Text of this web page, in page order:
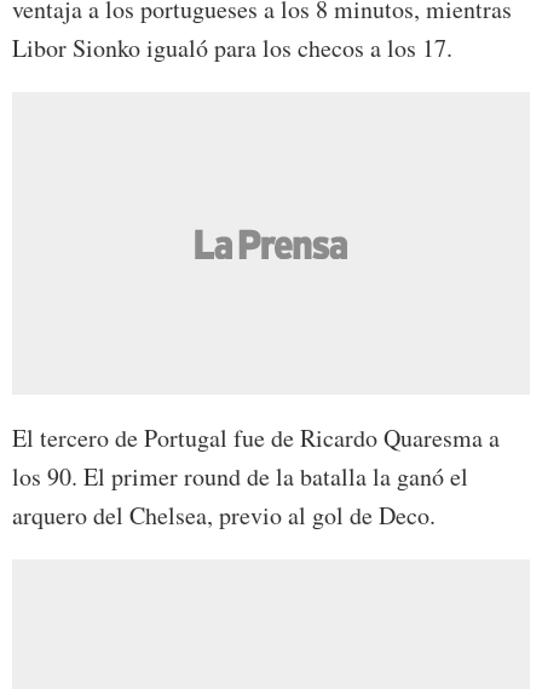
ventaja a los portugueses a los 8 minutos, mientras
Libor Sionko igualó para los checos a los 17.
El tercero de Portugal fue de Ricardo Quaresma a
los 90. El primer round de la batalla la ganó el
arquero del Chelsea, previo al gol de Deco.